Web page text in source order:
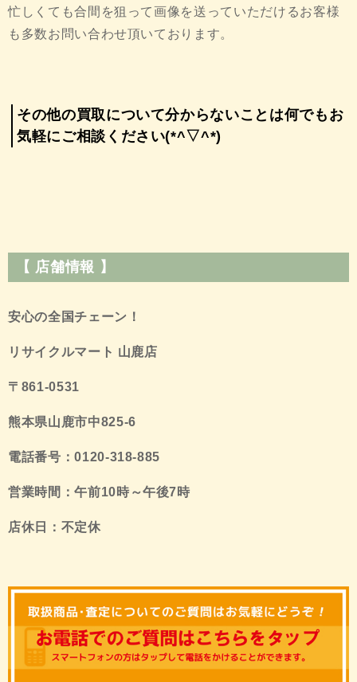
忙しくても合間を狙って画像を送っていただけるお客様
も多数お問い合わせ頂いております。
その他の買取について分からないことは何でもお
気軽にご相談ください(*^▽^*)
【 店舗情報 】
安心の全国チェーン！
リサイクルマート 山鹿店
〒861-0531
熊本県山鹿市中825-6
電話番号：0120-318-885
営業時間：午前10時～午後7時
店休日：不定休